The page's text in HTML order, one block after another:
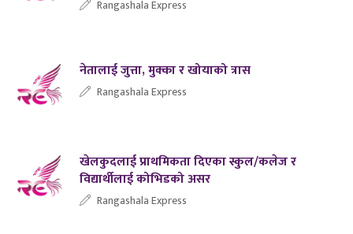
Rangashala Express
नेतालाई जुत्ता, मुक्का र खोयाको त्रास
Rangashala Express
खेलकुदलाई प्राथमिकता दिएका स्कुल/कलेज र
विद्यार्थीलाई कोभिडको असर
Rangashala Express